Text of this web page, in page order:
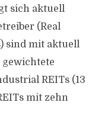
sich aktuell
(Real
sind mit aktuell
gewichtete
REITs (13
mit zehn